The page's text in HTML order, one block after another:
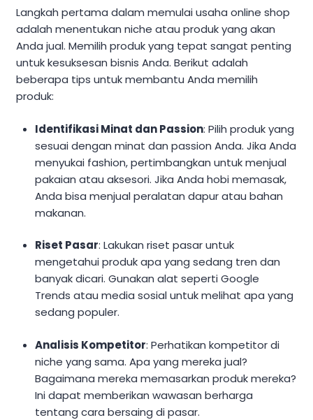
Langkah pertama dalam memulai usaha online shop
adalah menentukan niche atau produk yang akan
Anda jual. Memilih produk yang tepat sangat penting
untuk kesuksesan bisnis Anda. Berikut adalah
beberapa tips untuk membantu Anda memilih
produk:
Identifikasi Minat dan Passion: Pilih produk yang
sesuai dengan minat dan passion Anda. Jika Anda
menyukai fashion, pertimbangkan untuk menjual
pakaian atau aksesori. Jika Anda hobi memasak,
Anda bisa menjual peralatan dapur atau bahan
makanan.
Riset Pasar: Lakukan riset pasar untuk
mengetahui produk apa yang sedang tren dan
banyak dicari. Gunakan alat seperti Google
Trends atau media sosial untuk melihat apa yang
sedang populer.
Analisis Kompetitor: Perhatikan kompetitor di
niche yang sama. Apa yang mereka jual?
Bagaimana mereka memasarkan produk mereka?
Ini dapat memberikan wawasan berharga
tentang cara bersaing di pasar.